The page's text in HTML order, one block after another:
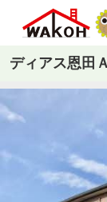
ディアス恩田